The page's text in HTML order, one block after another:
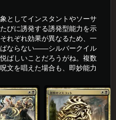
としてインスタントやソーサ
びに誘発する誘発型能力を示
れぞれ効果が異なるため、一
ならない――シルバークイル
ばしいことだろうがね。複数
文を唱えた場合も、即妙能力
)
)を言(い)う管(かん)理(り)人(にん)墨(ぼく)獣(じゅう)のマスコット